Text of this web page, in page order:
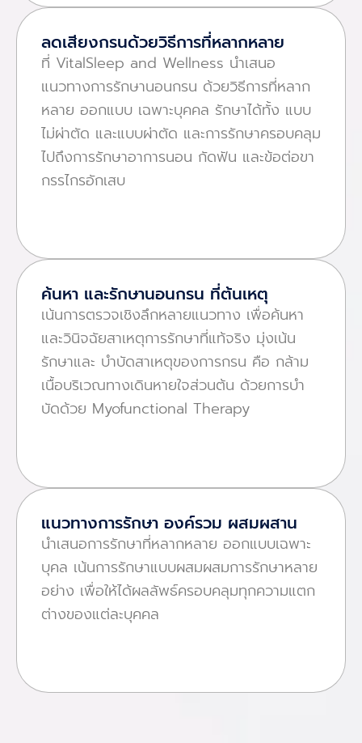
ลดเสียงกรนด้วยวิธีการที่หลากหลาย
ที่ VitalSleep and Wellness นําเสนอ
แนวทางการรักษานอนกรน ด้วยวิธีการที่หลาก
หลาย ออกแบบ เฉพาะบุคคล รักษาได้ทั้ง แบบ
ไม่ผ่าตัด และแบบผ่าตัด และการรักษาครอบคลุม
ไปถึงการรักษาอาการนอน กัดฟัน และข้อต่อขา
กรรไกรอักเสบ
ค้นหา และรักษานอนกรน ที่ต้นเหตุ
เน้นการตรวจเชิงลึกหลายแนวทาง เพื่อค้นหา
และวินิจฉัยสาเหตุการรักษาที่แท้จริง มุ่งเน้น
รักษาและ บําบัดสาเหตุของการกรน คือ กล้าม
เนื้อบริเวณทางเดินหายใจส่วนต้น ด้วยการบํา
บัดด้วย Myofunctional Therapy
แนวทางการรักษา องค์รวม ผสมผสาน
นําเสนอการรักษาที่หลากหลาย ออกแบบเฉพาะ
บุคล เน้นการรักษาแบบผสมผสมการรักษาหลาย
อย่าง เพื่อให้ได้ผลลัพธ์ครอบคลุมทุกความแตก
ต่างของแต่ละบุคคล